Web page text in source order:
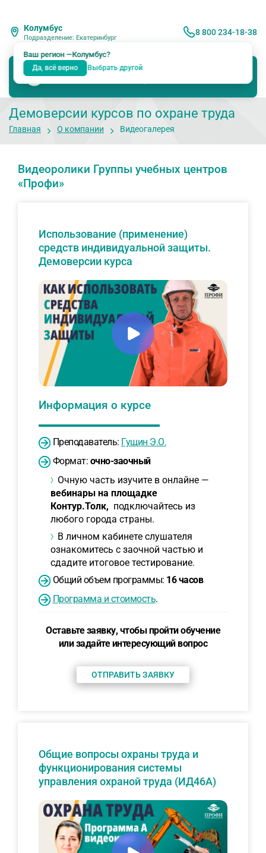
Колумбус
Подразделение: Екатеринбург
Ваш регион —Колумбус?
Да, всё верно Выбрать другой
8 800 234-18-38
Демоверсии курсов по охране труда
Главная О компании Видеогалерея
Видеоролики Группы учебных центров
«Профи»
Использование (применение)
средств индивидуальной защиты.
Демоверсии курса
Информация о курсе
Преподаватель: Гущин Э.О.
Формат: очно-заочный
Очную часть изучите в онлайне —
вебинары на площадке
Контур.Толк, подключайтесь из
любого города страны.
В личном кабинете слушателя
ознакомитесь с заочной частью и
сдадите итоговое тестирование.
Общий объем программы: 16 часов
Программа и стоимость.
Оставьте заявку, чтобы пройти обучение
или задайте интересующий вопрос
ОТПРАВИТЬ ЗАЯВКУ
Общие вопросы охраны труда и
функционирования системы
управления охраной труда (ИД46А)